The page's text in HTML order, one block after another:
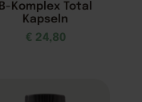
B-Komplex Total
Kapseln
€ 24,80